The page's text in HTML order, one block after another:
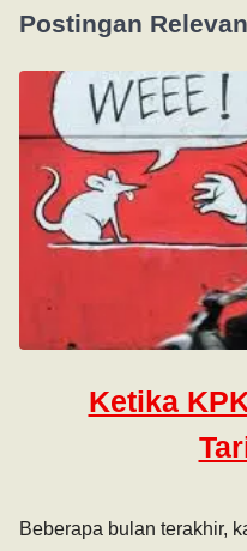
Postingan Relevan
Ketika
Beberapa bulan terakhir,